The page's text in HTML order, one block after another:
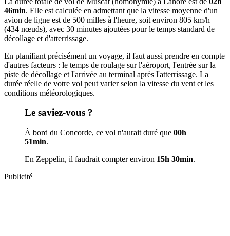
46min. Elle est calculée en admettant que la vitesse moyenne d'un
avion de ligne est de 500 milles à l'heure, soit environ 805 km/h
(434 nœuds), avec 30 minutes ajoutées pour le temps standard de
décollage et d'atterrissage.
En planifiant précisément un voyage, il faut aussi prendre en compte
d'autres facteurs : le temps de roulage sur l'aéroport, l'entrée sur la
piste de décollage et l'arrivée au terminal après l'atterrissage. La
durée réelle de votre vol peut varier selon la vitesse du vent et les
conditions météorologiques.
Le saviez-vous ?
À bord du Concorde, ce vol n'aurait duré que 00h
51min.
En Zeppelin, il faudrait compter environ 15h 30min.
Publicité